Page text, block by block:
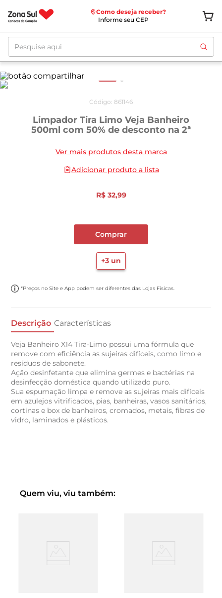
Como deseja receber?
Informe seu CEP
Pesquise aqui
Código: 861146
Limpador Tira Limo Veja Banheiro
500ml com 50% de desconto na 2ª
Ver mais produtos desta marca
Adicionar produto a lista
R$ 32,99
Comprar
+3 un
*Preços no Site e App podem ser diferentes das Lojas Físicas.
Descrição Características
Veja Banheiro X14 Tira-Limo possui uma fórmula que
remove com eficiência as sujeiras difíceis, como limo e
resíduos de sabonete.
Ação desinfetante que elimina germes e bactérias na
desinfecção doméstica quando utilizado puro.
Sua espumação limpa e remove as sujeiras mais difíceis
em azulejos vitrificados, pias, banheiras, vasos sanitários,
cortinas e box de banheiros, cromados, metais, fibras de
vidro, laminados e plásticos.
Quem viu, viu também: